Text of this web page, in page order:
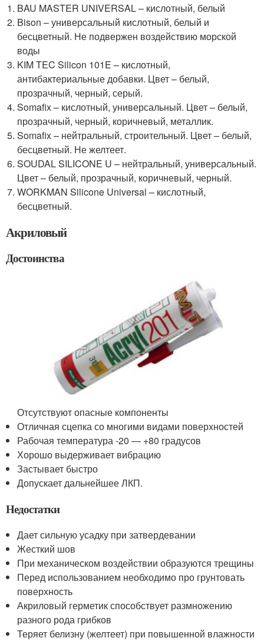
BAU MASTER UNIVERSAL – кислотный, белый
Bison – универсальный кислотный, белый и
бесцветный. Не подвержен воздействию морской
воды
KIM TEC Silicon 101E – кислотный,
антибактериальные добавки. Цвет – белый,
прозрачный, черный, серый.
Somafix – кислотный, универсальный. Цвет – белый,
прозрачный, черный, коричневый, металлик.
Somafix – нейтральный, строительный. Цвет – белый,
бесцветный. Не желтеет.
SOUDAL SILICONE U – нейтральный, универсальный.
Цвет – белый, прозрачный, коричневый, черный.
WORKMAN Silicone Universal – кислотный,
бесцветный.
Акриловый
Достоинства
Отсутствуют опасные компоненты
Отличная сцепка со многими видами поверхностей
Рабочая температура -20 — +80 градусов
Хорошо выдерживает вибрацию
Застывает быстро
Допускает дальнейшее ЛКП.
Недостатки
Дает сильную усадку при затвердевании
Жесткий шов
При механическом воздействии образуются трещины
Перед использованием необходимо про грунтовать
поверхность
Акриловый герметик способствует размножению
разного рода грибков
Теряет белизну (желтеет) при повышенной влажности